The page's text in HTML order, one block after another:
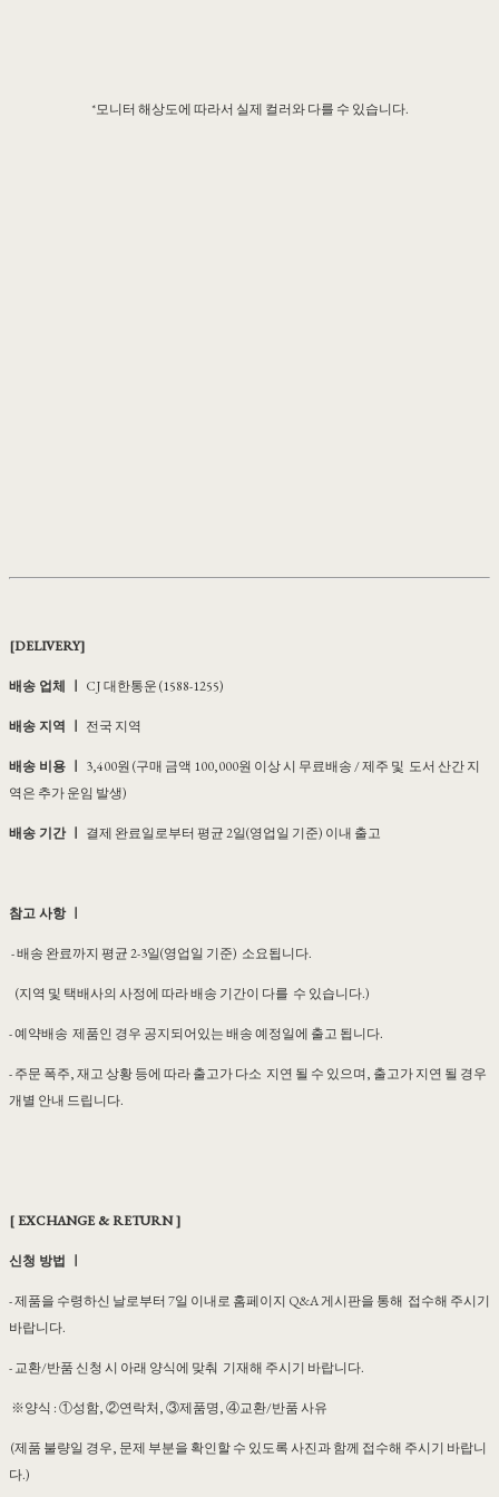
*모니터 해상도에 따라서 실제 컬러와 다를 수 있습니다.
[DELIVERY]
배송 업체 ㅣ CJ 대한통운 (1588-1255)
배송 지역 ㅣ 전국 지역
배송 비용 ㅣ 3,400원 (구매 금액 100,000원 이상 시 무료배송 / 제주 및 도서 산간 지
역은 추가 운임 발생)
배송 기간 ㅣ 결제 완료일로부터 평균 2일(영업일 기준) 이내 출고
참고 사항 ㅣ
- 배송 완료까지 평균 2-3일(영업일 기준) 소요됩니다.
(지역 및 택배사의 사정에 따라 배송 기간이 다를 수 있습니다.)
- 예약배송 제품인 경우 공지되어있는 배송 예정일에 출고 됩니다.
- 주문 폭주, 재고 상황 등에 따라 출고가 다소 지연 될 수 있으며, 출고가 지연 될 경우
개별 안내 드립니다.
[ EXCHANGE & RETURN ]
신청 방법 ㅣ
- 제품을 수령하신 날로부터 7일 이내로 홈페이지 Q&A 게시판을 통해 접수해 주시기
바랍니다.
- 교환/반품 신청 시 아래 양식에 맞춰 기재해 주시기 바랍니다.
※양식 : ①성함, ②연락처, ③제품명, ④교환/반품 사유
(제품 불량일 경우, 문제 부분을 확인할 수 있도록 사진과 함께 접수해 주시기 바랍니
다.)